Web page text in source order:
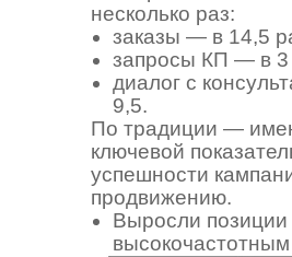
несколько раз:
заказы — в 14,5
запросы КП — в 3
диалог с
9,5.
По традиции —
ключевой
успешности
продвижению.
Выросли позиции